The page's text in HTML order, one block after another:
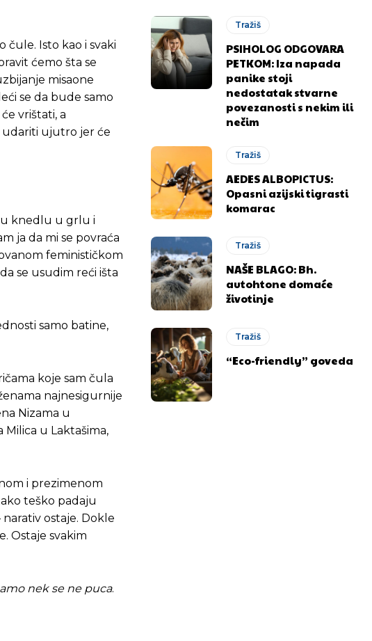
Objavi.ba
Objavi.ba
čule. Isto kao i svaki
ćemo šta se
misaone
se da bude samo
vrištati, a
udariti ujutro jer će
knedlu u grlu i
ja da mi se povraća
feminističkom
se usudim reći išta
samo batine,
koje sam čula
najnesigurnije
Nizama u
u Laktašima,
i prezimenom
teško padaju
ostaje. Dokle
Ostaje svakim
nek se ne puca.
Tražiš
PSIHOLOG ODGOVARA
PETKOM: Iza napada
panike stoji
nedostatak stvarne
povezanosti s nekim ili
nečim
Tražiš
AEDES ALBOPICTUS:
Opasni azijski tigrasti
komarac
Tražiš
NAŠE BLAGO: Bh.
autohtone domaće
životinje
Tražiš
“Eco-friendly” goveda